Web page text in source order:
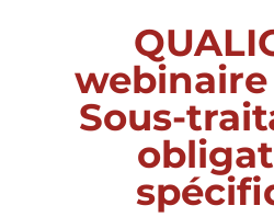
webinaire
Sous-